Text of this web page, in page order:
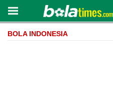
BOLA INDONESIA